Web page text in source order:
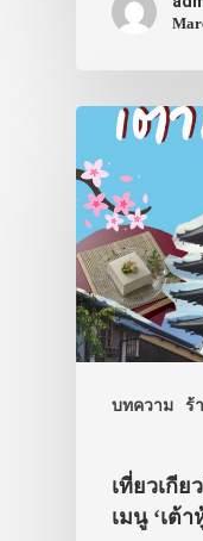
บทความ ร้
เที่ยวเกี
เมนู ‘เต้า